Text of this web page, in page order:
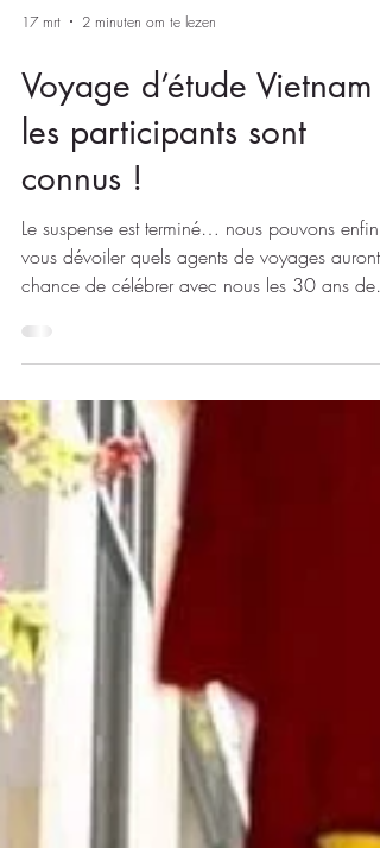
17 mrt 2 minuten om te lezen
Voyage d’étude Vietnam :
les participants sont
connus !
Le suspense est terminé… nous pouvons enfin
chance de célébrer avec nous les 30 ans de
Travelworld cet été, au cœur du fascinant
Vietnam ! Du 4 au 12 juin 2026 , Travelworld
et Emirates emmèneront 11 agents de voyages
vers une destination qui figure depuis
en haut de notre bucket list : le Vietnam . Au
cours de ce voyage d’étude, nous
le meilleur du Nord du Vietnam, du
de Hanoï aux rizières ver